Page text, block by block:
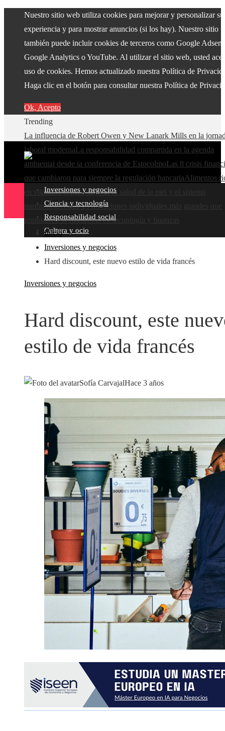
Nuestro sitio web utiliza cookies para mejorar y personalizar su
experiencia y para mostrar anuncios (si los hay). Nuestro sitio
también puede incluir cookies de terceros como Google
Google Analytics o YouTube. Al utilizar el sitio web, usted
uso de cookies. Hemos actualizado nuestra Política de
Haga clic en el botón para consultar nuestra Política de
Ok, Acepto
Trending
La influencia de Robert Owen y New Lanark Mills en la
laboral modernaLa responsabilidad compartida en la agenda
ambiental desde la conferencia de EstocolmoLas 8 crisis
que cambiaron para siempre la regulación bancariaAlimentos
en vitamina C para mejorar la salud de la piel y el sistema
inmunológicoLas 15 donaciones individuales más grandes que
impulsaron la filantropía en tecnología y finanzas
Inversiones y negocios
Ciencia y tecnología
Responsabilidad social
Cultura y ocio
Inicio
Inversiones y negocios
Hard discount, este nuevo estilo de vida francés
Inversiones y negocios
Hard discount, este
estilo de vida francés
Sofía CarvajalHace 3 años